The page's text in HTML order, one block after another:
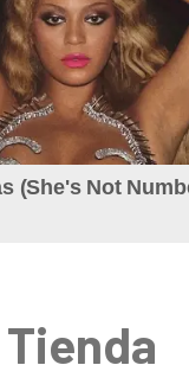
Tienda